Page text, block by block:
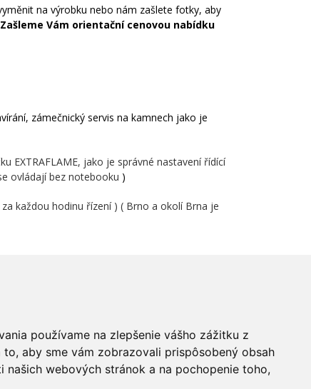
používame na zlepšenie vášho zážitku z
aby sme vám zobrazovali prispôsobený obsah
našich webových stránok a na pochopenie toho,
na výrobku nebo nám zašlete fotky, aby
Zašleme Vám orientační cenovou nabídku
zámečnický servis na kamnech jako je
EXTRAFLAME, jako je správné nastavení řídící
ovládají bez notebooku )
každou hodinu řízení ) ( Brno a okolí Brna je